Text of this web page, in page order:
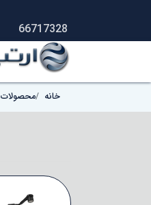
66717328
خانه محصولات